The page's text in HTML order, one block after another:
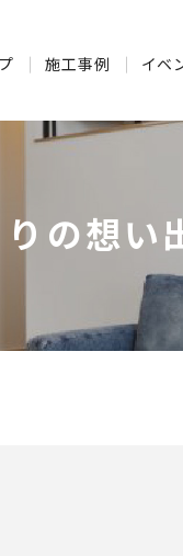
施工事例 イベ
りの想